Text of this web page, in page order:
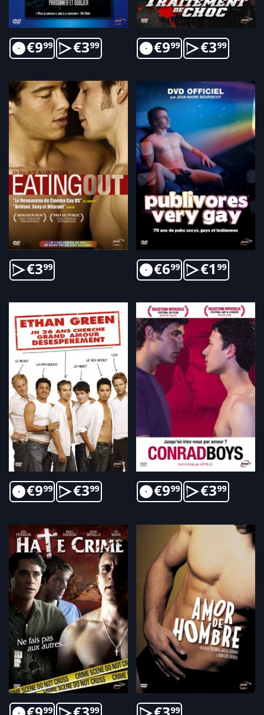
€999 €399 €999 €399
€399 €699 €1 99
€999 €399 €999 €399
99 99 99